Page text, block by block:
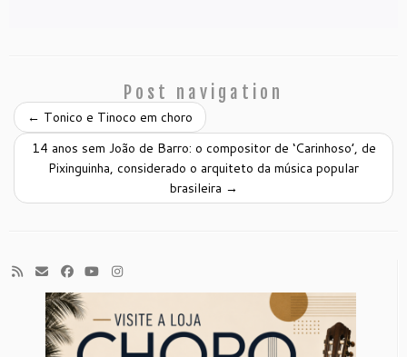
Post navigation
← Tonico e Tinoco em choro
14 anos sem João de Barro: o compositor de ‘Carinhoso’, de
Pixinguinha, considerado o arquiteto da música popular
brasileira →